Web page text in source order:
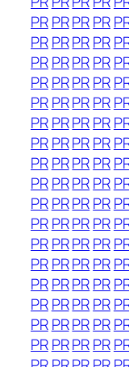
PRPRPRPR
PRPRPRPR
PRPRPRPR
PRPRPRPR
PRPRPRPR
PRPRPRPR
PRPRPRPR
PRPRPRPR
PRPRPRPR
PRPRPRPR
PRPRPRPR
PRPRPRPR
PRPRPRPR
PRPRPRPR
PRPRPRPR
PRPRPRPR
PRPRPRPR